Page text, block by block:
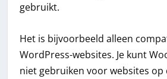
gebruikt.
Het is bijvoorbeeld alleen
WordPress-websites. Je kunt
niet gebruiken voor websites op